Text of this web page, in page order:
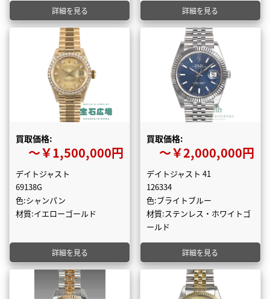
詳細を見る 詳細を見る
買取価格:
〜￥1,500,000円
デイトジャスト
69138G
色:シャンパン
材質:イエローゴールド
詳細を見る
買取価格:
〜￥2,000,000円
デイトジャスト 41
126334
色:ブライトブルー
材質:ステンレス・ホワイトゴ
ールド
詳細を見る